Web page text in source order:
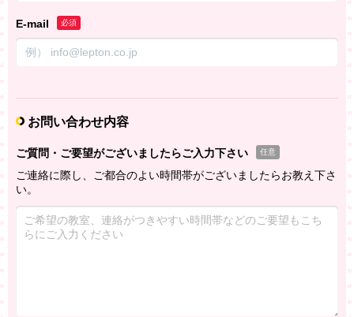
E-mail 必須
お問い合わせ内容
ご質問・ご要望がございましたらご入力下さい 任意
ご連絡に際し、ご都合のよい時間帯がございましたらお教え下さ
い。